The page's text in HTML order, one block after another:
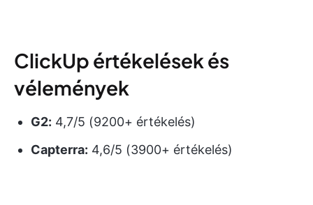
ClickUp értékelések és
vélemények
G2: 4,7/5 (9200+ értékelés)
Capterra: 4,6/5 (3900+ értékelés)